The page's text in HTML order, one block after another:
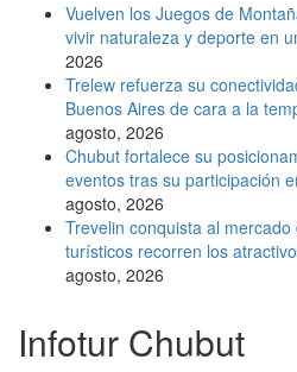
Vuelven los Juegos de
vivir naturaleza y deporte en
2026
Trelew refuerza su
Buenos Aires de cara a la
agosto, 2026
Chubut fortalece su
eventos tras su participación
agosto, 2026
Trevelin conquista al
turísticos recorren los
agosto, 2026
Infotur Chubut